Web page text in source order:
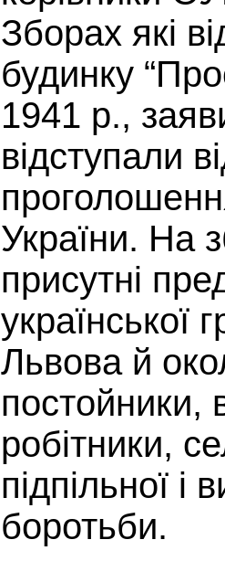
Зборах які
будинку
1941 р.,
відступали
України. На
присутні
української
Львова й
постойники,
робітники,
підпільної і
боротьби.